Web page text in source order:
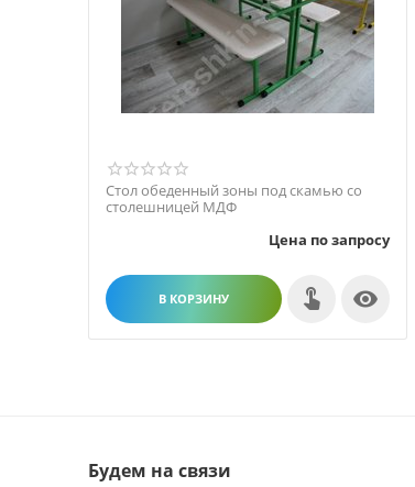
Стол обеденный зоны под скамью со
столешницей МДФ
Цена по запросу
В КОРЗИНУ 
Будем на связи